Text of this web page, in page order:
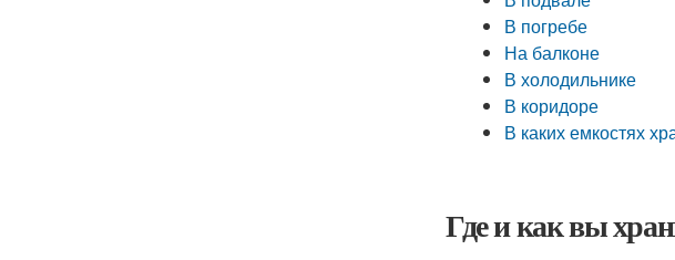
В погребе
На балконе
В холодильнике
В коридоре
В каких емкостях
Где и как вы